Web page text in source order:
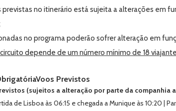
previstas no itinerário está sujeita a alterações em
no programa poderão sofrer alteração em
depende de um número mínimo de 18
Voos Previstos
(sujeitos a alteração por parte da companhia
de Lisboa às 06:15 e chegada a Munique às 10:20 |